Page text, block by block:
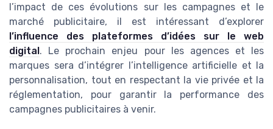
l’impact de ces évolutions sur les campagnes et le
marché publicitaire, il est intéressant d’explorer
l’influence des plateformes d’idées sur le web
digital. Le prochain enjeu pour les agences et les
marques sera d’intégrer l’intelligence artificielle et la
personnalisation, tout en respectant la vie privée et la
réglementation, pour garantir la performance des
campagnes publicitaires à venir.